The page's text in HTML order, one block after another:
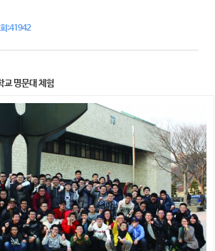
:41942
명문대 체험